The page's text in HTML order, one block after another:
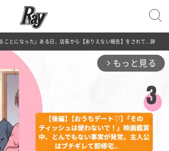
になった」ある日、店長から【ありえない報告】をされて...辞める人が続出！？・前編
arrow_forward_ios もっと見る